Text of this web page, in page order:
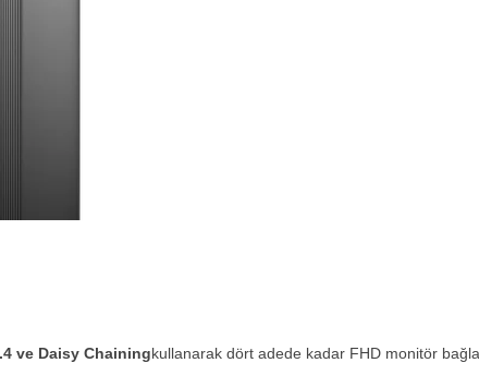
ve Daisy Chainingkullanarak dört adede kadar FHD monitör